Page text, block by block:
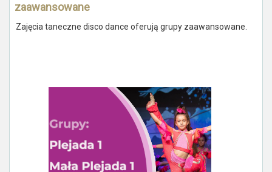
zaawansowane
Zajęcia taneczne disco dance oferują grupy zaawansowane.